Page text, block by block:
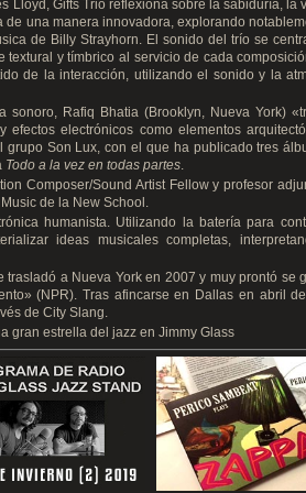
Lloyd, Gifts Trio reflexiona sobre la sabiduría, la
de una manera innovadora, explorando
de Billy Strayhorn. El sonido del trío se
y tímbrico al servicio de cada
de la interacción, utilizando el sonido y la
sonoro, Rafiq Bhatia (Brooklyn, Nueva York)
efectos electrónicos como elementos
grupo Son Lux, con el que ha publicado tres
Todo a la vez en todas partes.
Composer/Sound Artist Fellow y profesor
de la New School.
humanista. Utilizando la batería para
ideas musicales completas,
a Nueva York en 2007 y muy prontó se
(NPR). Tras afincarse en Dallas en abril
de City Slang.
gran estrella del jazz en Jimmy Glass